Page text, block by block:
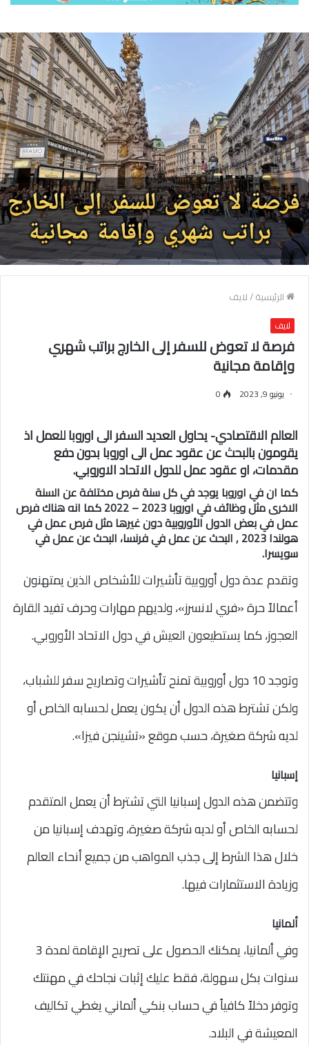
الرئيسية/لايف
لايف
فرصة لا تعوض للسفر إلى الخارج براتب شهري
وإقامة مجانية
يونيو 9, 2023 0
العالم الاقتصادي- يحاول العديد السفر الى اوروبا للعمل اذ
يقومون بالبحث عن عقود عمل الى اوروبا بدون دفع
مقدمات، او عقود عمل للدول الاتحاد الاوروبي.
كما ان في اوروبا يوجد في كل سنة فرص مختلفة عن السنة
الاخرى مثل وظائف في اوروبا 2023 – 2022 كما انه هناك فرص
عمل في بعض الدول الأوروبية دون غيرها مثل فرص عمل في
هولندا 2023 , البحث عن عمل في فرنسا، البحث عن عمل في
سويسرا.
وتقدم عدة دول أوروبية تأشيرات للأشخاص الذين يمتهنون
أعمالاً حرة «فري لانسرز»، ولديهم مهارات وحرف تفيد القارة
العجوز، كما يستطيعون العيش في دول الاتحاد الأوروبي.
وتوجد 10 دول أوروبية تمنح تأشيرات وتصاريح سفر للشباب،
ولكن تشترط هذه الدول أن يكون يعمل لحسابه الخاص أو
لديه شركة صغيرة، حسب موقع «تشينجن فيزا».
إسبانيا
وتتضمن هذه الدول إسبانيا التي تشترط أن يعمل المتقدم
لحسابه الخاص أو لديه شركة صغيرة، وتهدف إسبانيا من
خلال هذا الشرط إلى جذب المواهب من جميع أنحاء العالم
وزيادة الاستثمارات فيها.
ألمانيا
وفي ألمانيا، يمكنك الحصول على تصريح الإقامة لمدة 3
سنوات بكل سهولة، فقط عليك إثبات نجاحك في مهنتك
وتوفر دخلاً كافياً في حساب بنكي ألماني يغطي تكاليف
المعيشة في البلاد.